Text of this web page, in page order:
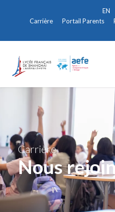
Carrière Portail Parents
Nous
Carrière